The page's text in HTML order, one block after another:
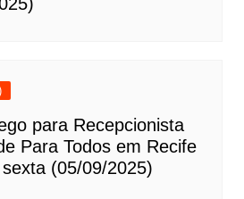
para Recepcionista
Para Todos em Recife
(05/09/2025)